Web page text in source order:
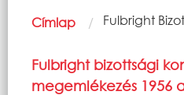
Morzsa
Címlap Current:
Fulbright
Fulbright bizottsági
megemlékezés 1956